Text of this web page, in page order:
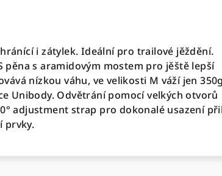
i zátylek. Ideální pro trailové jěždění.
pěna s aramidovým mostem pro jěště lepší
nízkou váhu, ve velikosti M váží jen
Unibody. Odvětrání pomocí velkých otvorů
adjustment strap pro dokonalé usazení
prvky.